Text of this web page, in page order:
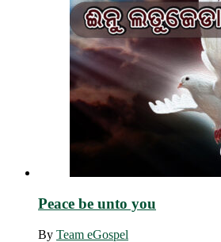
Peace be unto you
By Team eGospel